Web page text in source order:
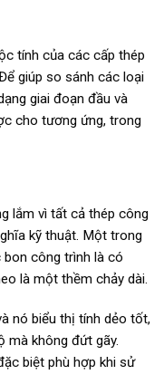
tính của các cấp thép
giúp so sánh các loại
giai đoạn đầu và
cho tương ứng, trong
lắm vì tất cả thép công
kỹ thuật. Một trong
công trình là có
là một thềm chảy dài.
nó biểu thị tính dẻo tốt,
mà không đứt gãy.
biệt phù hợp khi sử